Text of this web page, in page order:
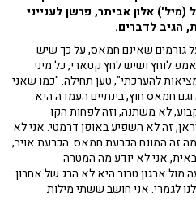
אלון אביתר, פרשן לענייני
הגיב לדברים.
גורמים שאינם חמאס, על כך שיש
לוחץ ושיש לחץ קטארי, כל מיני
להערכתי", טען תחילה. "כמו שאני
חמאס חוץ, בינתיים העמדה היא
לא משתנה, וזה לפחות הקו
זה לא השפיע באופן דרמטי. אני לא
זה המונח הכרעת חמאס. הכרעת אויב,
אני לא יודע מה המטרה
ארגון טרור היא לא הרג של אחרון
לגמרי. אני חושב ששתי מילות